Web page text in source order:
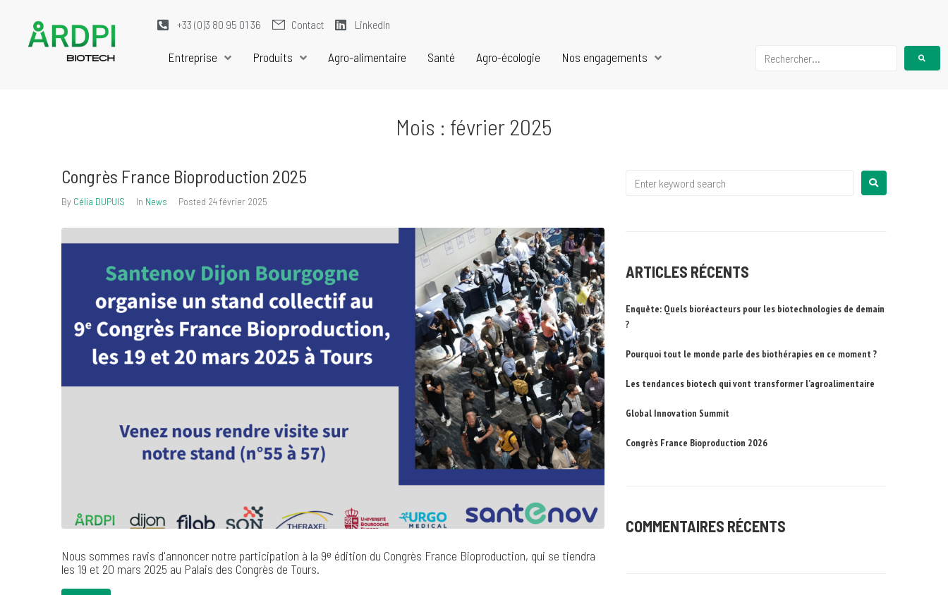
+33 (0)3 80 95 01 36 Contact LinkedIn
Entreprise Produits Agro-alimentaire Santé Agro-écologie Nos engagements
Mois : février 2025
Congrès France Bioproduction 2025
By Célia DUPUIS In News Posted 24 février 2025
Nous sommes ravis d'annoncer notre participation à la 9ᵉ édition du Congrès France Bioproduction, qui se tiendra
les 19 et 20 mars 2025 au Palais des Congrès de Tours.
ARTICLES RÉCENTS
Enquête: Quels bioréacteurs pour les biotechnologies de demain
?
Pourquoi tout le monde parle des biothérapies en ce moment ?
Les tendances biotech qui vont transformer l’agroalimentaire
Global Innovation Summit
Congrès France Bioproduction 2026
COMMENTAIRES RÉCENTS